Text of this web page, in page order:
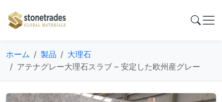
ホーム 製品
大理石
アテナグレー大理石スラブ – 安定した欧州産グレー